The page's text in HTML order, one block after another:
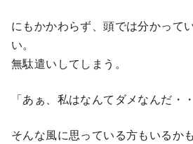
にもかかわらず、頭では分かって
い。
無駄遣いしてしまう。
「あぁ、私はなんてダメなんだ・
そんな風に思っている方もいるか